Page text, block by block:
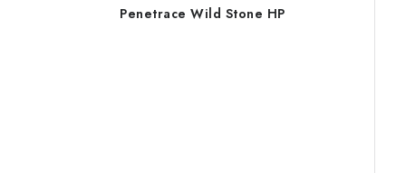
Penetrace Wild Stone HP